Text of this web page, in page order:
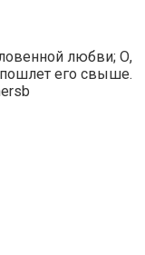
любви; О,
его свыше.